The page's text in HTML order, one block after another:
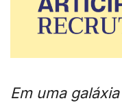
Em uma